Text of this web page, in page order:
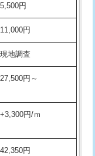
5,500円
11,000円
現地調査
27,500円～
+3,300円/ｍ
42,350円